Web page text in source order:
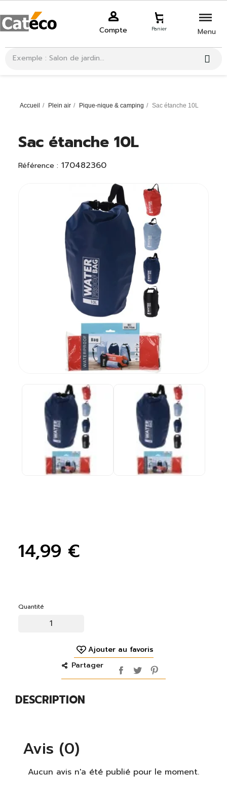
Compte Panier Menu
Accueil Plein air Pique-nique & camping Sac étanche 10L
DESCRIPTION
Sac étanche 10L
Référence : 170482360
14,99 €
Quantité
Ajouter au favoris
Partager
Avis (0)
Aucun avis n'a été publié pour le moment.